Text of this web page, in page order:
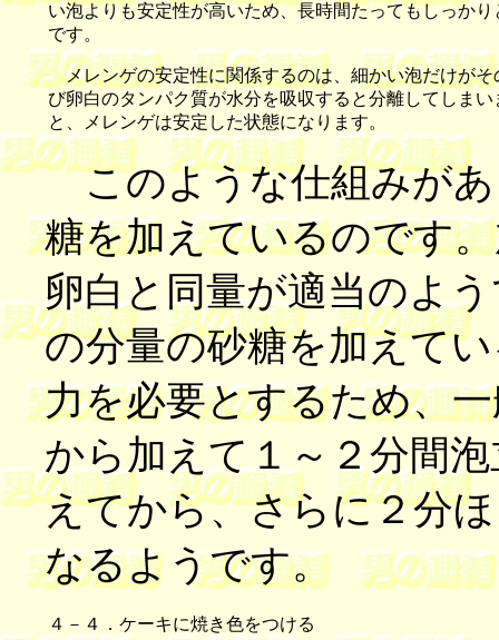
い泡よりも安定性が高いため、長時間たってもしっか
です。
メレンゲの安定性に関係するのは、細かい泡だけがそ
び卵白のタンパク質が水分を吸収すると分離してしま
と、メレンゲは安定した状態になります。
このような仕組みがあ
糖を加えているのです
卵白と同量が適当のよ
の分量の砂糖を加えて
力を必要とするため、
から加えて１～２分間
えてから、さらに２分
なるようです。
４－４．ケーキに焼き色をつける